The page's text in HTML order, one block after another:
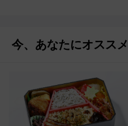
今、あなたにオススメ